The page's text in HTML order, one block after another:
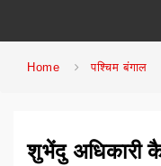
Home पश्चिम बंगाल
शुभेंदु अधिकारी